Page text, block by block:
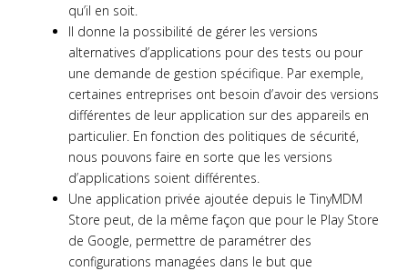
qu’il en soit.
Il donne la possibilité de gérer les versions
alternatives d’applications pour des tests ou pour
une demande de gestion spécifique. Par exemple,
certaines entreprises ont besoin d’avoir des versions
différentes de leur application sur des appareils en
particulier. En fonction des politiques de sécurité,
nous pouvons faire en sorte que les versions
d’applications soient différentes.
Une application privée ajoutée depuis le TinyMDM
Store peut, de la même façon que pour le Play Store
de Google, permettre de paramétrer des
configurations managées dans le but que